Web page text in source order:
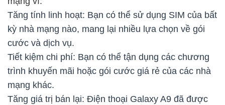
Tăng tính linh hoạt: Bạn có thể sử dụng SIM của bất
kỳ nhà mạng nào, mang lại nhiều lựa chọn về gói
cước và dịch vụ.
Tiết kiệm chi phí: Bạn có thể tận dụng các chương
trình khuyến mãi hoặc gói cước giá rẻ của các nhà
mạng khác.
Tăng giá trị bán lại: Điện thoại Galaxy A9 đã được